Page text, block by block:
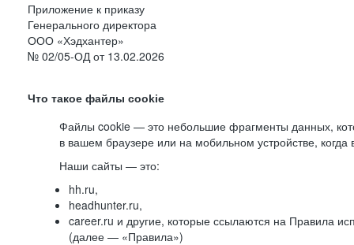
Приложение к приказу
Генерального директора
ООО «Хэдхантер»
№ 02/05-ОД от 13.02.2026
Что такое файлы cookie
Файлы cookie — это небольшие фрагменты данных,
в вашем браузере или на мобильном устройстве,
Наши сайты — это:
hh.ru,
headhunter.ru,
career.ru и другие, которые ссылаются на Правила
(далее — «Правила»)